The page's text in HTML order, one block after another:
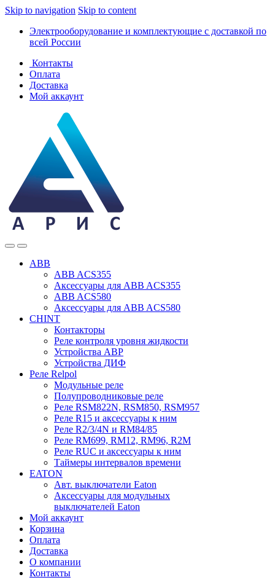
Skip to navigation Skip to content
Электрооборудование и комплектующие с доставкой по
всей России
Контакты
Оплата
Доставка
Мой аккаунт
ABB
ABB ACS355
Аксессуары для ABB ACS355
ABB ACS580
Аксессуары для ABB ACS580
CHINT
Контакторы
Реле контроля уровня жидкости
Устройства АВР
Устройства ДИФ
Реле Relpol
Модульные реле
Полупроводниковые реле
Реле RSM822N, RSM850, RSM957
Реле R15 и аксессуары к ним
Реле R2/3/4N и RM84/85
Реле RM699, RM12, RM96, R2M
Реле RUC и аксессуары к ним
Таймеры интервалов времени
EATON
Авт. выключатели Eaton
Аксессуары для модульных
выключателей Eaton
Мой аккаунт
Корзина
Оплата
Доставка
О компании
Контакты